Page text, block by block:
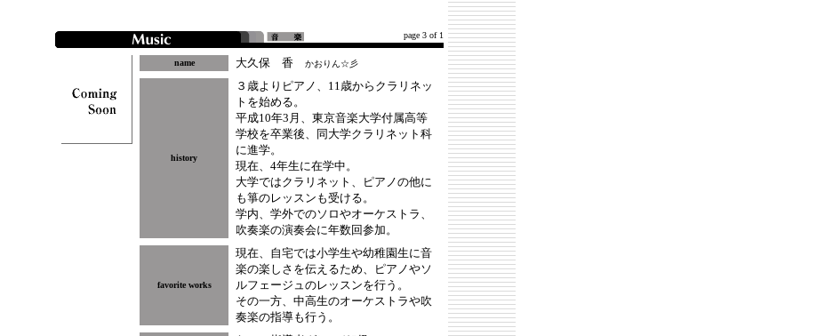
page 3 of 1
name 大久保 香 かおりん☆彡
history
３歳よりピアノ、11歳からクラリネッ
トを始める。
平成10年3月、東京音楽大学付属高等
学校を卒業後、同大学クラリネット科
に進学。
現在、4年生に在学中。
大学ではクラリネット、ピアノの他に
も箏のレッスンも受ける。
学内、学外でのソロやオーケストラ、
吹奏楽の演奏会に年数回参加。
favorite works
現在、自宅では小学生や幼稚園生に音
楽の楽しさを伝えるため、ピアノやソ
ルフェージュのレッスンを行う。
その一方、中高生のオーケストラや吹
奏楽の指導も行う。